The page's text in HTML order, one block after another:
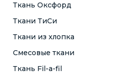
Ткань Оксфорд
Ткани ТиСи
Ткани из хлопка
Смесовые ткани
Ткань Fil-a-fil